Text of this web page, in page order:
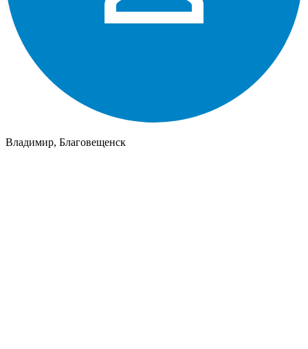
Владимир, Благовещенск